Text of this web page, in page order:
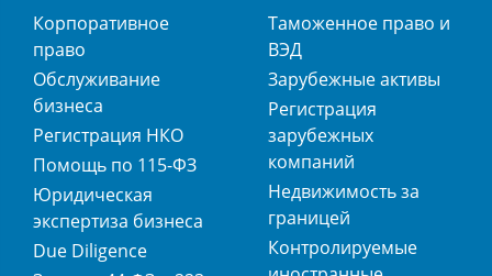
Корпоративное
право
Обслуживание
бизнеса
Регистрация НКО
Помощь по 115-ФЗ
Юридическая
экспертиза бизнеса
Due Diligence
Таможенное право и
ВЭД
Зарубежные активы
Регистрация
зарубежных
компаний
Недвижимость за
границей
Контролируемые